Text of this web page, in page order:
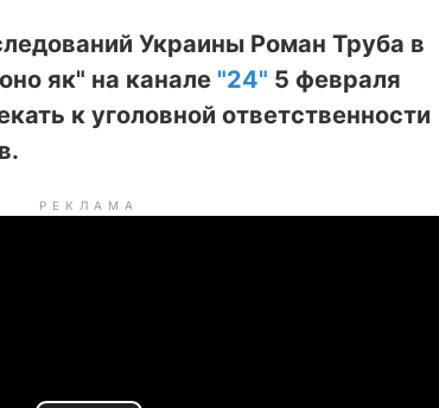
Украины Роман Труба в
як" на канале "24" 5 февраля
к уголовной ответственности
РЕКЛАМА